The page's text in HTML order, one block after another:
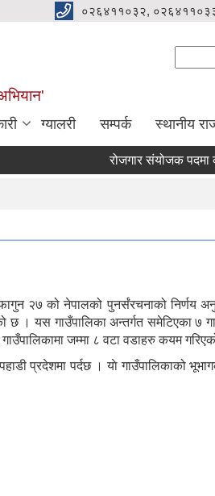
०२६४११०३२,
ग्यालरी सम्पर्क स्थानीय
रोजगार संयोजक पदमा
२७ को नेपालको पुनर्संरचनाको निर्णय
छ । यस गाउँपालिका अन्तर्गत समेटिएका
जम्मा ८ वटा वडाहरु कयम
प्रदेशमा पर्दछ । याे गाउँपालिकाको